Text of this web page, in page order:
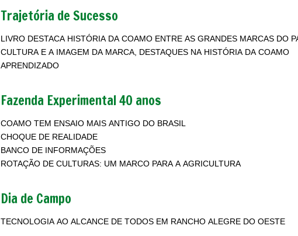
Trajetória de Sucesso
LIVRO DESTACA HISTÓRIA DA COAMO ENTRE AS GRANDES MARCAS DO
CULTURA E A IMAGEM DA MARCA, DESTAQUES NA HISTÓRIA DA COAMO
APRENDIZADO
Fazenda Experimental 40 anos
COAMO TEM ENSAIO MAIS ANTIGO DO BRASIL
CHOQUE DE REALIDADE
BANCO DE INFORMAÇÕES
ROTAÇÃO DE CULTURAS: UM MARCO PARA A AGRICULTURA
Dia de Campo
TECNOLOGIA AO ALCANCE DE TODOS EM RANCHO ALEGRE DO OESTE